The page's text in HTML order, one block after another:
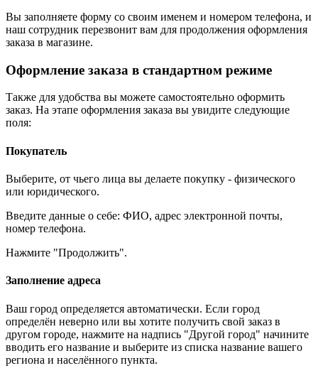
Вы заполняете форму со своим именем и номером телефона, и
наш сотрудник перезвонит вам для продолжения оформления
заказа в магазине.
Оформление заказа в стандартном режиме
Также для удобства вы можете самостоятельно оформить
заказ. На этапе оформления заказа вы увидите следующие
поля:
Покупатель
Выберите, от чьего лица вы делаете покупку - физического
или юридического.
Введите данные о себе: ФИО, адрес электронной почты,
номер телефона.
Нажмите "Продолжить".
Заполнение адреса
Ваш город определяется автоматически. Если город
определён неверно или вы хотите получить свой заказ в
другом городе, нажмите на надпись "Другой город" начините
вводить его название и выберите из списка название вашего
региона и населённого пункта.